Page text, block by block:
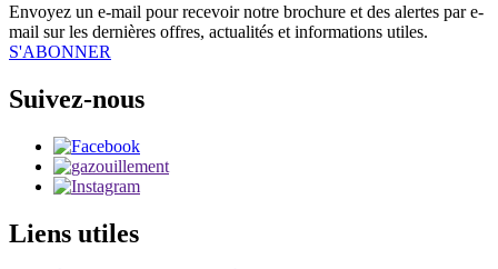
Envoyez un e-mail pour recevoir notre brochure et des alertes par e-
mail sur les dernières offres, actualités et informations utiles.
S'ABONNER
Suivez-nous
Liens utiles